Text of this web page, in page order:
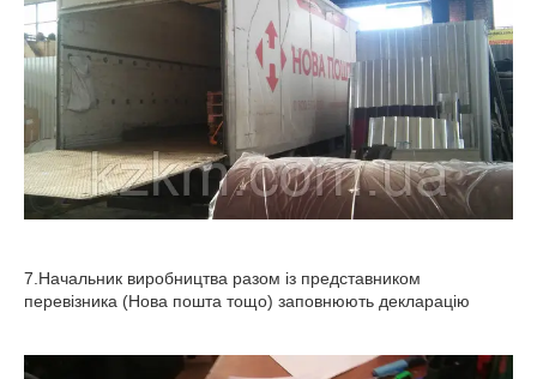
7.Начальник виробництва разом із представником
перевізника (Нова пошта тощо) заповнюють декларацію